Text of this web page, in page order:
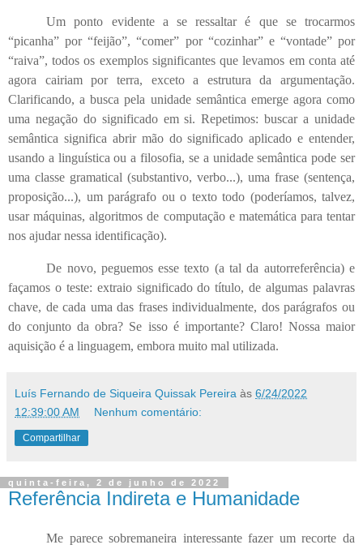
Um ponto evidente a se ressaltar é que se trocarmos
“picanha” por “feijão”, “comer” por “cozinhar” e “vontade” por
“raiva”, todos os exemplos significantes que levamos em conta até
agora cairiam por terra, exceto a estrutura da argumentação.
Clarificando, a busca pela unidade semântica emerge agora como
uma negação do significado em si. Repetimos: buscar a unidade
semântica significa abrir mão do significado aplicado e entender,
usando a linguística ou a filosofia, se a unidade semântica pode ser
uma classe gramatical (substantivo, verbo...), uma frase (sentença,
proposição...), um parágrafo ou o texto todo (poderíamos, talvez,
usar máquinas, algoritmos de computação e matemática para tentar
nos ajudar nessa identificação).
De novo, peguemos esse texto (a tal da autorreferência) e
façamos o teste: extraio significado do título, de algumas palavras
chave, de cada uma das frases individualmente, dos parágrafos ou
do conjunto da obra? Se isso é importante? Claro! Nossa maior
aquisição é a linguagem, embora muito mal utilizada.
Luís Fernando de Siqueira Quissak Pereira às 6/24/2022
12:39:00 AM
Nenhum comentário:
Compartilhar
quinta-feira, 2 de junho de 2022
Referência Indireta e Humanidade
Me parece sobremaneira interessante fazer um recorte da